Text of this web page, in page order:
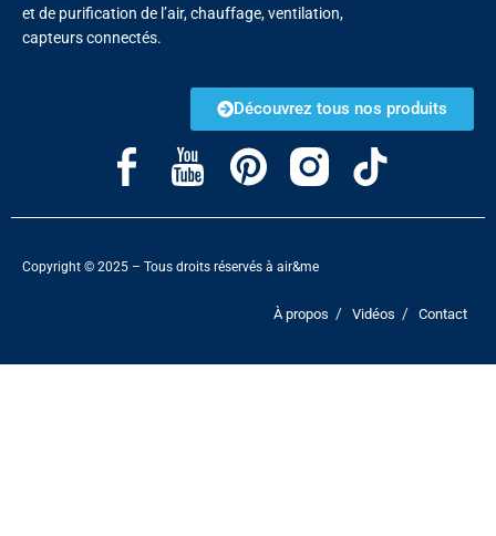
et de purification de l’air, chauffage, ventilation,
capteurs connectés.
Découvrez tous nos produits
Copyright © 2025 – Tous droits réservés à air&me
À propos Vidéos Contact